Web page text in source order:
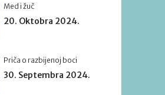
Med i žuč
20. Oktobra 2024.
Priča o razbijenoj boci
30. Septembra 2024.